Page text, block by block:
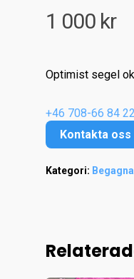
1 000 kr
Optimist segel
+46 708-66 84 22
Kontakta oss
Kategori: